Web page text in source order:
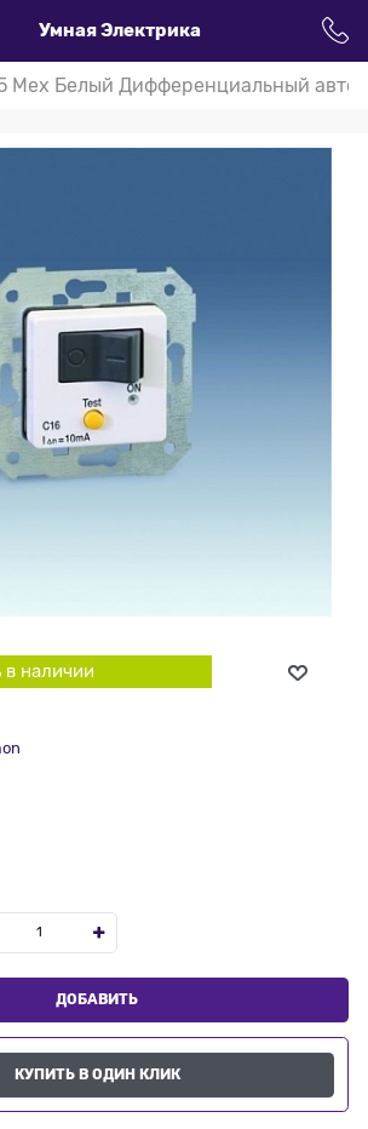
Умная Электрика
Мех Белый Дифференциальный
в наличии
ДОБАВИТЬ
КУПИТЬ В ОДИН КЛИК